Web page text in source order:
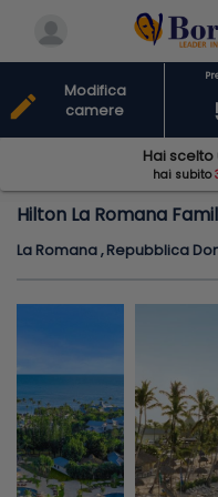
Hilton La Romana
La Romana , Repubblica
edit
Modifica
camere
Hai scelto
hai subito